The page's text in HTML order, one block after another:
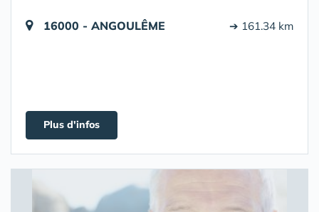
16000 - ANGOULÊME ➔ 161.34 km
Plus d'infos